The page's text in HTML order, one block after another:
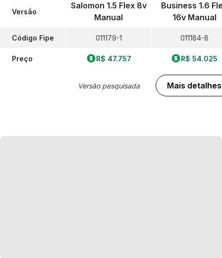
Versão
Código Fipe
Preço
Salomon 1.5 Flex 8v
Manual
011179-1
R$ 47.757
Versão pesquisada
Business 1.6
16v Manual
011184-8
R$ 54.025
Mais detalhes